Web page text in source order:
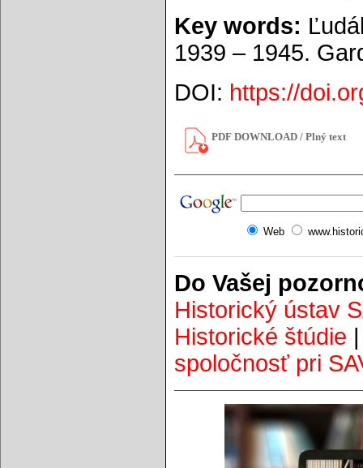
Key words:
1939 – 1945.
DOI: https://
PDF DOWNLOAD / Plný text
Web
Do Vašej
Historický ústav
Historické štúdie
spoločnosť pri